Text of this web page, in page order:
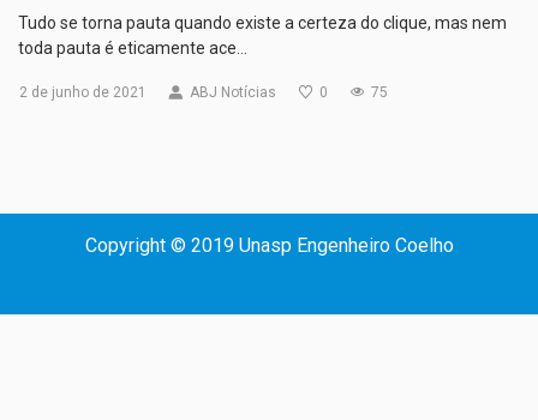
Tudo se torna pauta quando existe a certeza do clique, mas nem
toda pauta é eticamente ace…
2 de junho de 2021 ABJ Notícias 0 75
Copyright © 2019 Unasp Engenheiro Coelho